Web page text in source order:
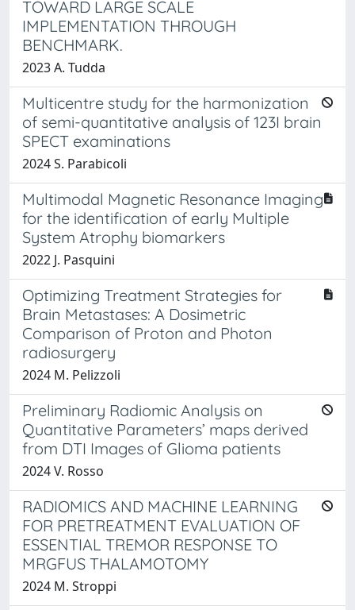
TOWARD LARGE SCALE
IMPLEMENTATION THROUGH
BENCHMARK.
2023 A. Tudda
Multicentre study for the harmonization
of semi-quantitative analysis of 123I brain
SPECT examinations
2024 S. Parabicoli
Multimodal Magnetic Resonance Imaging
for the identification of early Multiple
System Atrophy biomarkers
2022 J. Pasquini
Optimizing Treatment Strategies for
Brain Metastases: A Dosimetric
Comparison of Proton and Photon
radiosurgery
2024 M. Pelizzoli
Preliminary Radiomic Analysis on
Quantitative Parameters’ maps derived
from DTI Images of Glioma patients
2024 V. Rosso
RADIOMICS AND MACHINE LEARNING
FOR PRETREATMENT EVALUATION OF
ESSENTIAL TREMOR RESPONSE TO
MRGFUS THALAMOTOMY
2024 M. Stroppi